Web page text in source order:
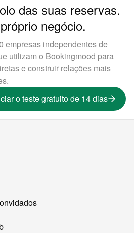
das suas reservas.
negócio.
empresas independentes de
utilizam o Bookingmood para
e construir relações mais
o teste gratuito de 14 dias